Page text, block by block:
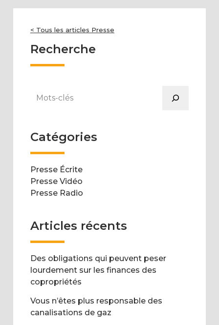
< Tous les articles Presse
Recherche
Catégories
Presse Écrite
Presse Vidéo
Presse Radio
Articles récents
Des obligations qui peuvent peser
lourdement sur les finances des
copropriétés
Vous n’êtes plus responsable des
canalisations de gaz